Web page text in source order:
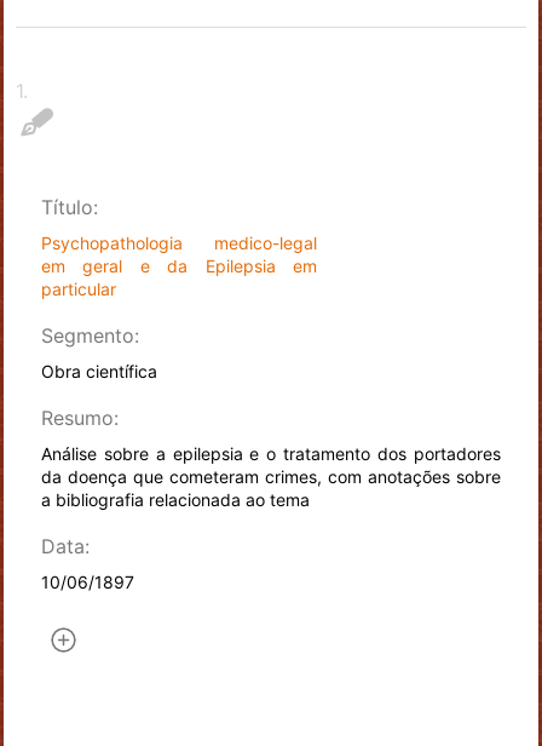
1.
Título:
Psychopathologia medico-legal
em geral e da Epilepsia em
particular
Segmento:
Obra científica
Resumo:
Análise sobre a epilepsia e o tratamento dos portadores
da doença que cometeram crimes, com anotações sobre
a bibliografia relacionada ao tema
Data:
10/06/1897